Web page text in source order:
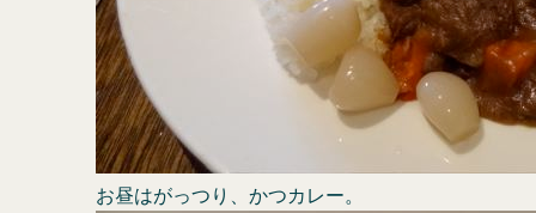
お昼はがっつり、かつカレー。